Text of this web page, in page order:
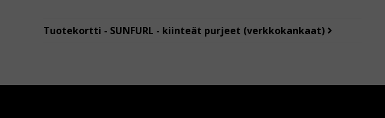
Tuotekortti - SUNFURL - kiinteät purjeet (verkkokankaat)